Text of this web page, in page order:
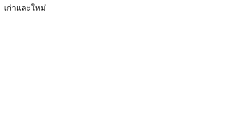
เก่าและใหม่